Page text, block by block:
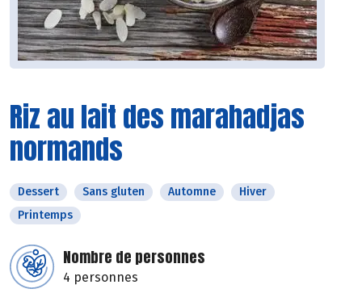
Riz au lait des marahadjas
normands
Dessert Sans gluten Automne
Hiver
Printemps
Nombre de personnes
4 personnes